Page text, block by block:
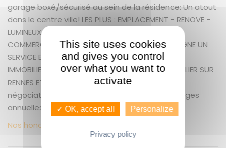
garage boxé/sécurisé au sein de la résidence: Un atout
dans le centre ville! LES PLUS : EMPLACEMENT - RENOVE -
LUMINEUX - STATIONNEMENT - PROXIMITE GARE ET
COMMERCES GUENNO IMMOBILIER TOUR D'AUVERGNE UN
SERVICE EXCEPTIONNEL COMME VOUS ! GUENNO
IMMOBILIER : LE PLUS GRAND CHOIX DE BIEN IMMOBILIER SUR
RENNES ET ALENTOURS + 5.27 % honoraires de
négociation TTC. Copropriété de 238 lots. Charges
annuelles : 2529 euros.
Nos honoraires
This site uses cookies
and gives you control
over what you want to
activate
✓ OK, accept all Personalize
Privacy policy